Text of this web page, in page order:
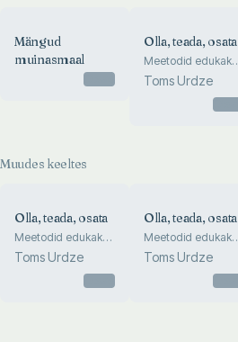
Mängud
muinasmaal
Olla, teada, osata
Meetodid edukaks
tööks
auditooriumiga
Toms Urdze
Muudes keeltes
Olla, teada, osata
Meetodid edukaks
tööks
auditooriumiga
Toms Urdze
Olla, teada, osata
Meetodid edukaks
tööks
auditooriumiga
Toms Urdze